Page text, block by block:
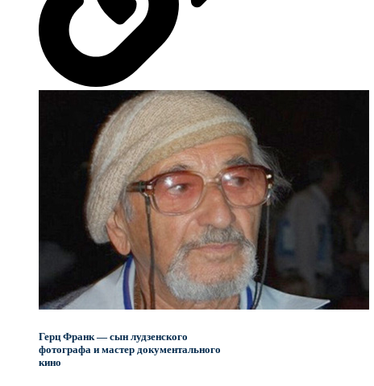
Герц Франк — сын лудзенского
фотографа и мастер документального
кино